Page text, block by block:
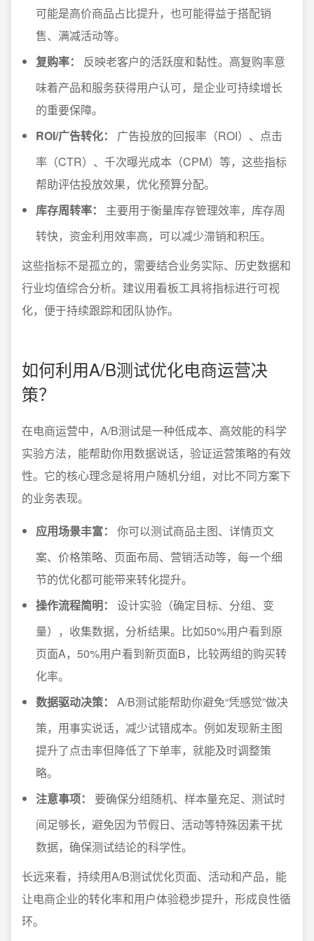
可能是高价商品占比提升，也可能得益于搭配销
售、满减活动等。
复购率：
反映老客户的活跃度和黏性。高复购率意
味着产品和服务获得用户认可，是企业可持续增长
的重要保障。
ROI/广告转化：
广告投放的回报率（ROI）、点击
率（CTR）、千次曝光成本（CPM）等，这些指标
帮助评估投放效果，优化预算分配。
库存周转率：
主要用于衡量库存管理效率，库存周
转快，资金利用效率高，可以减少滞销和积压。
这些指标不是孤立的，需要结合业务实际、历史数据和
行业均值综合分析。建议用看板工具将指标进行可视
化，便于持续跟踪和团队协作。
如何利用A/B测试优化电商运营决
策？
在电商运营中，A/B测试是一种低成本、高效能的科学
实验方法，能帮助你用数据说话，验证运营策略的有效
性。它的核心理念是将用户随机分组，对比不同方案下
的业务表现。
应用场景丰富：
你可以测试商品主图、详情页文
案、价格策略、页面布局、营销活动等，每一个细
节的优化都可能带来转化提升。
操作流程简明：
设计实验（确定目标、分组、变
量），收集数据，分析结果。比如50%用户看到原
页面A，50%用户看到新页面B，比较两组的购买转
化率。
数据驱动决策：
A/B测试能帮助你避免“凭感觉”做决
策，用事实说话，减少试错成本。例如发现新主图
提升了点击率但降低了下单率，就能及时调整策
略。
注意事项：
要确保分组随机、样本量充足、测试时
间足够长，避免因为节假日、活动等特殊因素干扰
数据，确保测试结论的科学性。
长远来看，持续用A/B测试优化页面、活动和产品，能
让电商企业的转化率和用户体验稳步提升，形成良性循
环。